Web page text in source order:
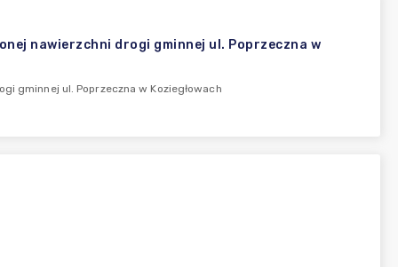
nawierzchni drogi gminnej ul. Poprzeczna w
gminnej ul. Poprzeczna w Koziegłowach